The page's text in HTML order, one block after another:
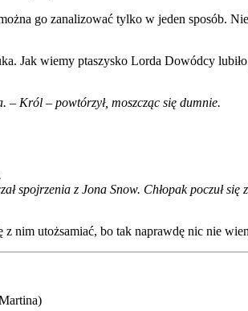
go zanalizować tylko w jeden sposób.
Jak wiemy ptaszysko Lorda Dowódcy
– Król – powtórzył, moszcząc się dumnie.
spojrzenia z Jona Snow. Chłopak poczuł się
nim utożsamiać, bo tak naprawdę nic nie